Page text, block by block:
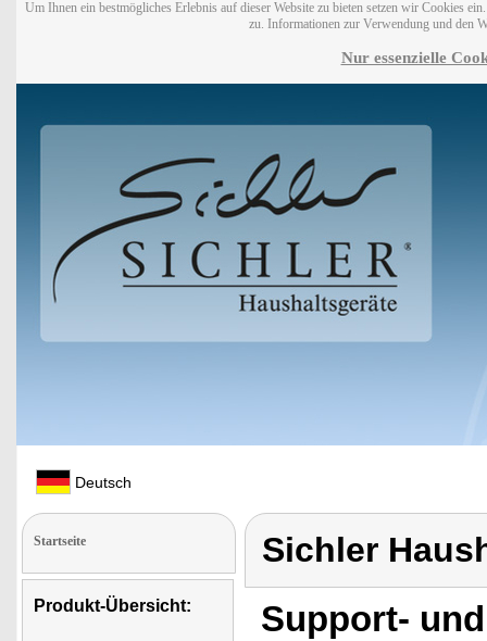
Um Ihnen ein bestmögliches Erlebnis auf dieser Website zu bieten setzen wir Cookies
zu. Informationen zur Verwendung und den
Nur essenzielle
Deutsch
Startseite
Produkt-Übersicht:
Sichler
Support-